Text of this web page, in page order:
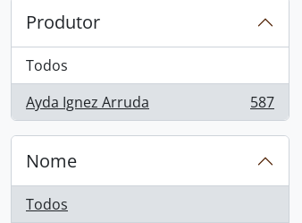
Produtor
Todos
Ayda Ignez Arruda
, 587 resultados 587
Nome
Todos